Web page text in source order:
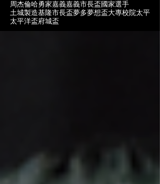
周杰倫哈勇家嘉義嘉義市長盃 國家選手
土城製造基隆市長盃夢多夢想盃大專校院太平
太平洋盃府城盃